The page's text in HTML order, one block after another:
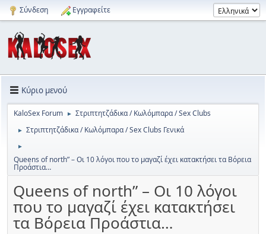
Σύνδεση Εγγραφείτε
Κύριο μενού
KaloSex Forum ► Στριπτητζάδικα / Κωλόμπαρα / Sex Clubs
► Στριπτητζάδικα / Κωλόμπαρα / Sex Clubs Γενικά
►
Queens of north” – Οι 10 λόγοι που το μαγαζί έχει κατακτήσει τα Βόρεια
Προάστια…
Queens of north” – Οι 10 λόγοι
που το μαγαζί έχει κατακτήσει
τα Βόρεια Προάστια…